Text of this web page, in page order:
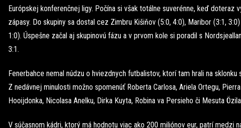
Európskej konferenčnej ligy. Počína si však totálne suverénne, keď doteraz
zápasy. Do skupiny sa dostal cez Zimbru Kišiňov (5:0, 4:0), Maribor (3:1,
1:0). Úspešne začal aj skupinovú fázu a v prvom kole si poradil s
3:1.
Fenerbahce nemal núdzu o hviezdnych futbalistov, ktorí tam hrali na sklonku
Z nedávnej minulosti možno spomenúť Roberta Carlosa, Ariela Ortegu,
Hooijdonka, Nicolasa Anelku, Dirka Kuyta, Robina va Persieho či Mesuta
V súčasnom kádri, ktorý má hodnotu viac ako 200 miliónov eur, patrí medzi